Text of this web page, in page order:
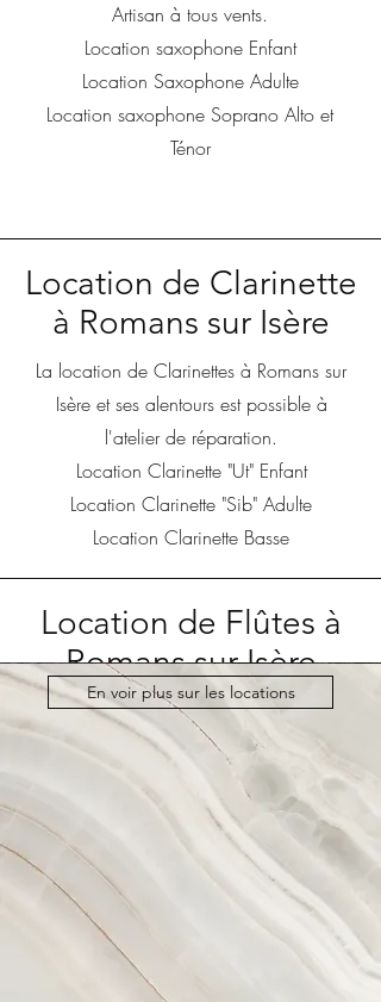
Artisan à tous vents.
Location saxophone Enfant
Location Saxophone Adulte
Location saxophone Soprano Alto et
Ténor
Location de Clarinette
à Romans sur Isère
La location de Clarinettes à Romans sur
Isère et ses alentours est possible à
l'atelier de réparation.
Location Clarinette "Ut" Enfant
Location Clarinette "Sib" Adulte
Location Clarinette Basse
Location de Flûtes à
Romans sur Isère
Pour la location de flûtes traversière à
Romans sur Isère
VD Artisan à tous vents propose:
Location flûte courbe Enfant
Location de flûte traversière Soprano -
Adulte.
Toute marques : Yamaha Myasawa...
En voir plus sur les locations